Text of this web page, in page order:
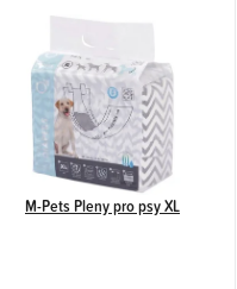
M-Pets Pleny pro psy XL